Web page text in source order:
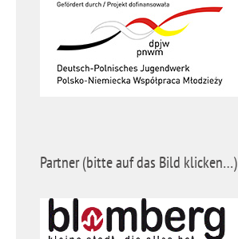
Partner (bitte auf das Bild klicken…)